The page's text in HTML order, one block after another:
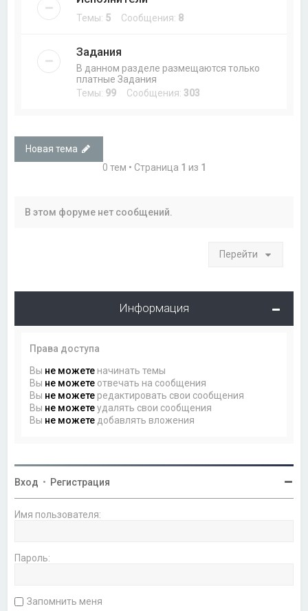
Темы: 5 Сообщения: 8
Задания
В данном разделе размещаются только
платные Задания
Темы: 99 Сообщения: 303
Новая тема
0 тем • Страница 1 из 1
В этом форуме нет сообщений.
Перейти
Информация
Права доступа
Вы не можете начинать темы
Вы не можете отвечать на сообщения
Вы не можете редактировать свои сообщения
Вы не можетеудалять свои сообщения
Вы не можете добавлять вложения
Вход • Регистрация
Имя пользователя:
Пароль:
Запомнить меня